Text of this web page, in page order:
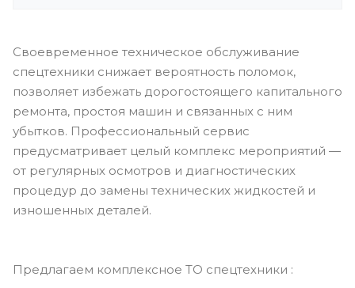
Своевременное техническое обслуживание
спецтехники снижает вероятность поломок,
позволяет избежать дорогостоящего капитального
ремонта, простоя машин и связанных с ним
убытков. Профессиональный сервис
предусматривает целый комплекс мероприятий —
от регулярных осмотров и диагностических
процедур до замены технических жидкостей и
изношенных деталей.
Предлагаем комплексное ТО спецтехники :